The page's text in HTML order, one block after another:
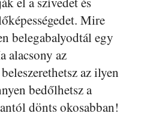
Mire
belegabalyodtál egy
alacsony az
az ilyen
bedőlhetsz a
dönts okosabban!